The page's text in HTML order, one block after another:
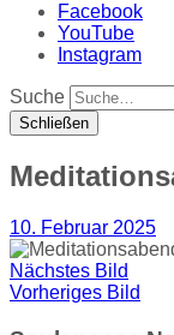
Facebook
YouTube
Instagram
Suche
Schließen
10. Februar 2025
Nächstes Bild
Vorheriges Bild